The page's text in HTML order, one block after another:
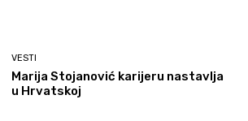
VESTI
Marija Stojanović karijeru nastavlja
u Hrvatskoj